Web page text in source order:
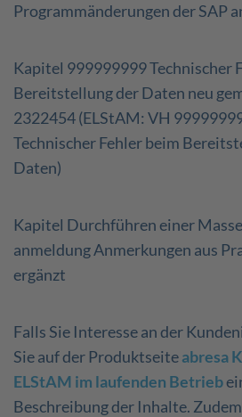
Programmänderungen der SAP
Kapitel 999999999 Technischer
Bereitstellung der Daten neu
2322454 (ELStAM: VH
Technischer Fehler beim
Daten)
Kapitel Durchführen einer
anmeldung Anmerkungen aus
ergänzt
Falls Sie Interesse an der
Sie auf der Produktseiteabresa
ELStAM im laufenden Betrieb
Beschreibung der Inhalte.